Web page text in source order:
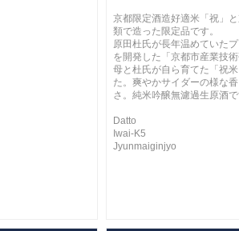
京都限定酒造好適米「祝」
類で造った限定品です。
原田杜氏が長年温めていた
を開発した「京都市産業技
母と杜氏が自ら育てた「祝
た。爽やかサイダーの様な
さ。純米吟醸無濾過生原酒
Datto
Iwai-K5
Jyunmaiginjyo